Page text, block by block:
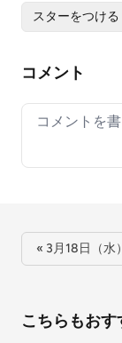
スターをつける
コメント
Your
« 3月18日（水
こちらもおす